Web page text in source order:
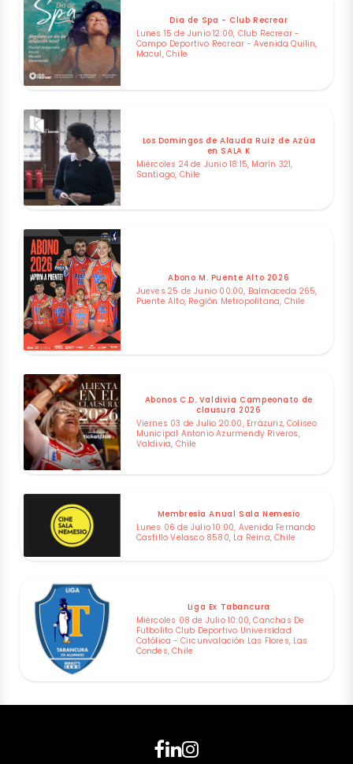
Dia de Spa - Club Recrear
Lunes 15 de Junio 12:00, Club Recrear -
Campo Deportivo Recrear - Avenida Quilin,
Macul, Chile
Los Domingos de Alauda Ruiz de Azúa
en SALA K
Miércoles 24 de Junio 18:15, Marín 321,
Santiago, Chile
Abono M. Puente Alto 2026
Jueves 25 de Junio 00:00, Balmaceda 265,
Puente Alto, Región Metropolitana, Chile
Abonos C.D. Valdivia Campeonato de
clausura 2026
Viernes 03 de Julio 20:00, Errázuriz, Coliseo
Municipal Antonio Azurmendy Riveros,
Valdivia, Chile
Membresía Anual Sala Nemesio
Lunes 06 de Julio 10:00, Avenida Fernando
Castillo Velasco 8580, La Reina, Chile
Liga Ex Tabancura
Miércoles 08 de Julio 10:00, Canchas De
Futbolito Club Deportivo Universidad
Católica - Circunvalación Las Flores, Las
Condes, Chile